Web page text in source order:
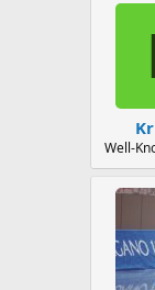
Well-